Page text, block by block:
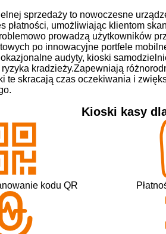
sprzedaży to nowoczesne
płatności, umożliwiając klientom
prowadzą użytkowników
po innowacyjne portfele
audyty, kioski
kradzieży.Zapewniają
te skracają czas oczekiwania i
Kioski kasy
kodu QR